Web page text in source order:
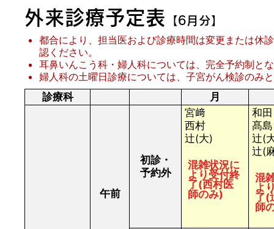
外来診療予定表 【6月分】
都合により、担当医および診療時間は変更または休
認ください。
耳鼻いんこう科・婦人科については、完全予約制と
婦人科の土曜日診療については、子宮がん検診のみ
診療科
月
午前
初診・
予約外
宮﨑
西村
辻(大)
混雑状況に
より受付終
了(西村医
師のみ)
和田
髙島
辻(
辻(
混
よ
了(
師